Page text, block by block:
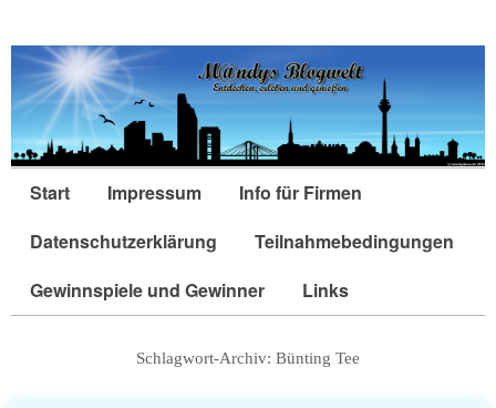
Start Impressum
Info für Firmen
Datenschutzerklärung
Teilnahmebedingungen
Gewinnspiele und Gewinner
Links
Schlagwort-Archiv: Bünting Tee